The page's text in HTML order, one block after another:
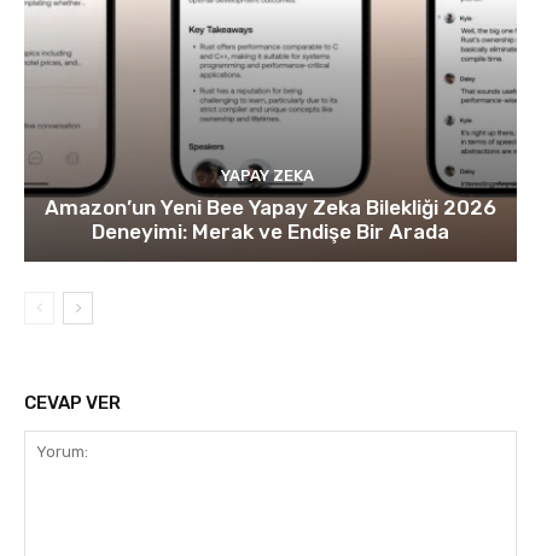
YAPAY ZEKA
Amazon’un Yeni Bee Yapay Zeka Bilekliği 2026
Deneyimi: Merak ve Endişe Bir Arada
CEVAP VER